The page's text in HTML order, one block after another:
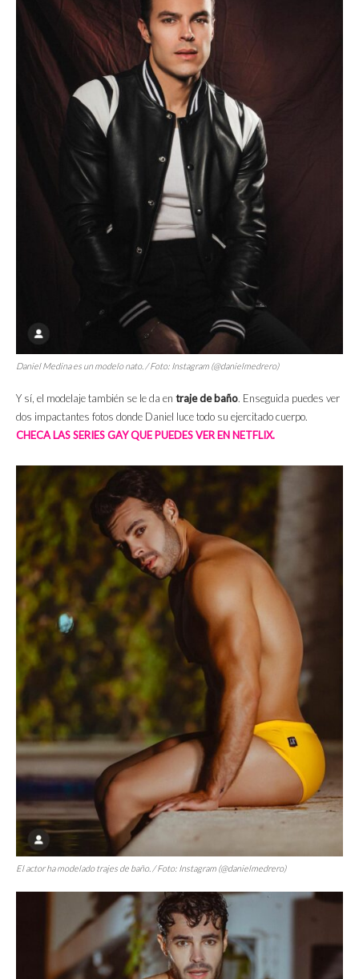
Daniel Medina es un modelo nato. / Foto: Instagram (@danielmedrero)
Y sí, el modelaje también se le da en traje de baño. Enseguida puedes ver
dos impactantes fotos donde Daniel luce todo su ejercitado cuerpo.
CHECA LAS SERIES GAY QUE PUEDES VER EN NETFLIX.
El actor ha modelado trajes de baño. / Foto: Instagram (@danielmedrero)